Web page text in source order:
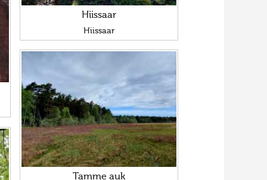
Hiissaar
Hiissaar
Tamme auk